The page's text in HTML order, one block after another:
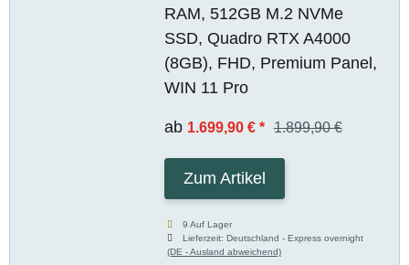
RAM, 512GB M.2 NVMe
SSD, Quadro RTX A4000
(8GB), FHD, Premium Panel,
WIN 11 Pro
ab 1.699,90 € * 1.899,90 €
Zum Artikel
9 Auf Lager
Lieferzeit:Deutschland - Express overnight
(DE - Ausland abweichend)